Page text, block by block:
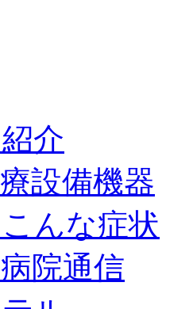
介
設備機器
んな症状
院通信